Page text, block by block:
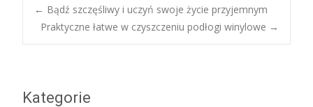
Post
← Bądź szczęśliwy i uczyń swoje życie przyjemnym
Praktyczne łatwe w czyszczeniu podłogi winylowe →
Kategorie